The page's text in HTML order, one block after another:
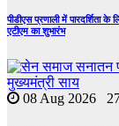
पीडीएस प्रणाली में पारदर्शिता
एटीएम का शुभारंभ
08 Aug 2026